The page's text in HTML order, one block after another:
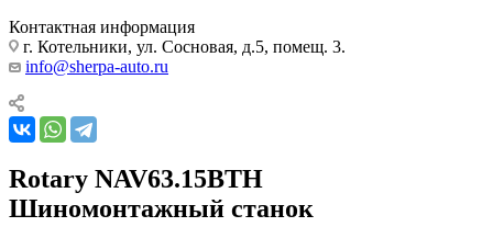
Контактная информация
г. Котельники, ул. Сосновая, д.5, помещ. 3.
info@sherpa-auto.ru
Rotary NAV63.15BTH
Шиномонтажный станок